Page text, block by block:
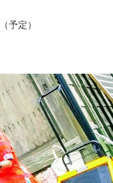
（予定）